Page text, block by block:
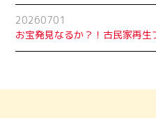
20260701
お宝発見なるか？！古民家再